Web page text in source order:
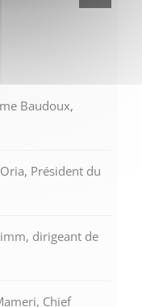
Baudoux,
Président du
dirigeant de
Chief